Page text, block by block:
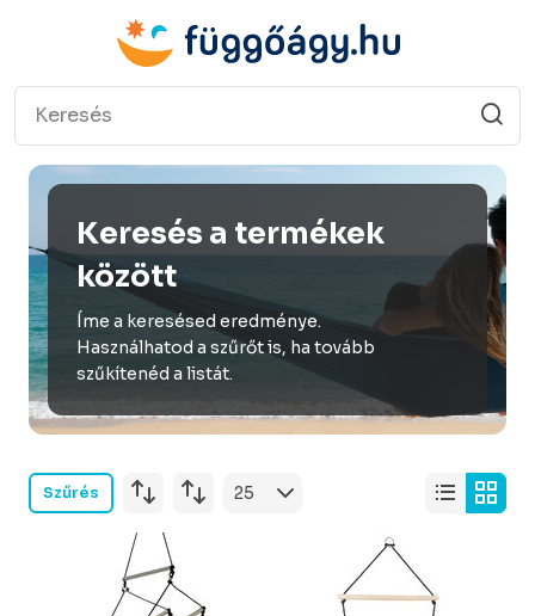
Keresés a termékek
között
Íme a keresésed eredménye.
Használhatod a szűrőt is, ha tovább
szűkítenéd a listát.
Szűrés